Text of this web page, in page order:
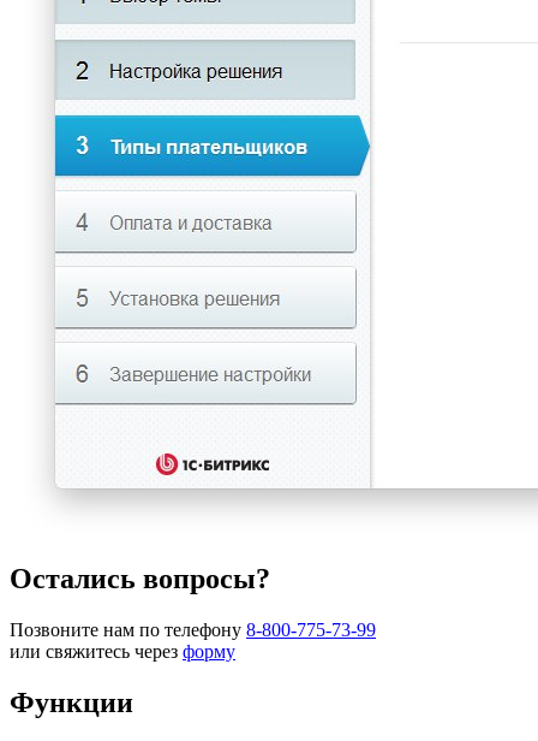
Остались вопросы?
Позвоните нам по телефону 8-800-775-73-99
или свяжитесь через форму
Функции